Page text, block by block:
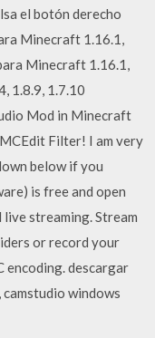
el botón derecho
Minecraft 1.16.1,
Minecraft 1.16.1,
1.8.9, 1.7.10
Mod in Minecraft
Filter! I am very
below if you
is free and open
streaming. Stream
or record your
encoding. descargar
windows